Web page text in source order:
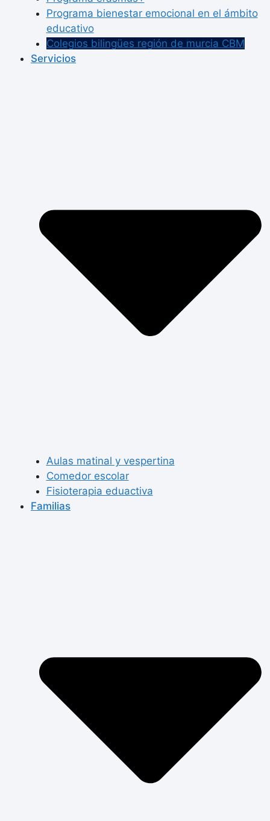
Programa bienestar emocional en el ámbito
educativo
Colegios bilingües región de murcia CBM
Servicios
Aulas matinal y vespertina
Comedor escolar
Fisioterapia eduactiva
Familias